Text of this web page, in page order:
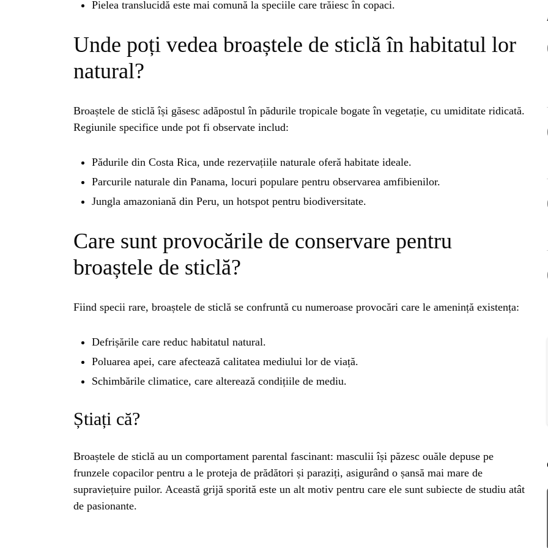
Pielea translucidă este mai comună la speciile care trăiesc în copaci.
Unde poți vedea broaștele de sticlă în habitatul lor
natural?
Broaștele de sticlă își găsesc adăpostul în pădurile tropicale bogate în vegetație, cu umiditate ridicată.
Regiunile specifice unde pot fi observate includ:
Pădurile din Costa Rica, unde rezervațiile naturale oferă habitate ideale.
Parcurile naturale din Panama, locuri populare pentru observarea amfibienilor.
Jungla amazoniană din Peru, un hotspot pentru biodiversitate.
Care sunt provocările de conservare pentru
broaștele de sticlă?
Fiind specii rare, broaștele de sticlă se confruntă cu numeroase provocări care le amenință existența:
Defrișările care reduc habitatul natural.
Poluarea apei, care afectează calitatea mediului lor de viață.
Schimbările climatice, care alterează condițiile de mediu.
Știați că?
Broaștele de sticlă au un comportament parental fascinant: masculii își păzesc ouăle depuse pe
frunzele copacilor pentru a le proteja de prădători și paraziți, asigurând o șansă mai mare de
supraviețuire puilor. Această grijă sporită este un alt motiv pentru care ele sunt subiecte de studiu atât
de pasionante.
HOROSCOP
CONTENT
TRAVEL
SANATATE SI
INGRIJIRE
ISTORIE
NATURĂ
STIRI
ANIMALE
OAMENI